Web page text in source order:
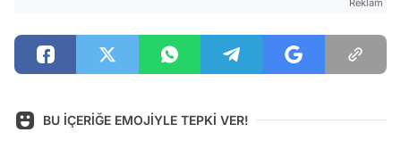
Reklam
BU İÇERİĞE EMOJİYLE TEPKİ VER!